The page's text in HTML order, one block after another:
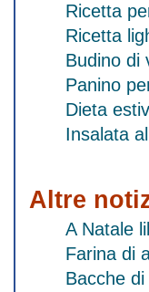
Ricetta
Ricetta
Budino di
Panino
Dieta
Insalata
Altre
A Natale
Farina di
Bacche